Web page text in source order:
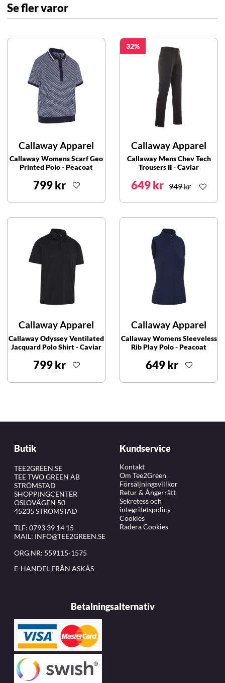
Se fler varor
Callaway Apparel
Callaway Womens Scarf Geo
Printed Polo - Peacoat
799 kr
32
Callaway Apparel
Callaway Mens Chev Tech
Trousers II - Caviar
649 kr 949 kr
Callaway Apparel
Callaway Odyssey Ventilated
Jacquard Polo Shirt - Caviar
799 kr
Callaway Apparel
Callaway Womens Sleeveless
Rib Play Polo - Peacoat
649 kr
Butik
TEE2GREEN.SE
TEE TWO GREEN AB
STRÖMSTAD
SHOPPINGCENTER
OSLOVÄGEN 50
45235 STRÖMSTAD
TLF: 0793 39 14 15
MAIL: INFO@TEE2GREEN.SE
ORG.NR: 559115-1575
E-HANDEL FRÅN ASKÅS
Kundservice
Kontakt
Om Tee2Green
Försäljningsvillkor
Retur & Ångerrätt
Sekretess och
integritetspolicy
Cookies
Radera Cookies
Betalningsalternativ